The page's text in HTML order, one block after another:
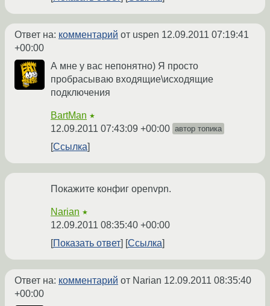
Ответ на: комментарий от uspen 12.09.2011 07:19:41
+00:00
А мне у вас непонятно) Я просто
пробрасываю входящие\исходящие
подключения
BartMan ★
12.09.2011 07:43:09 +00:00 автор топика
Ссылка
Покажите конфиг openvpn.
Narian ★
12.09.2011 08:35:40 +00:00
Показать ответ
Ссылка
Ответ на: комментарий от Narian 12.09.2011 08:35:40
+00:00